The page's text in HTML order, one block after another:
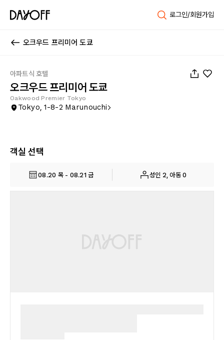
로그인/회원가입
오크우드 프리미어 도쿄
아파트식 호텔
오크우드 프리미어 도쿄
Oakwood Premier Tokyo
Tokyo, 1-8-2 Marunouchi
객실 선택
08.20 목 - 08.21 금 성인 2, 아동 0